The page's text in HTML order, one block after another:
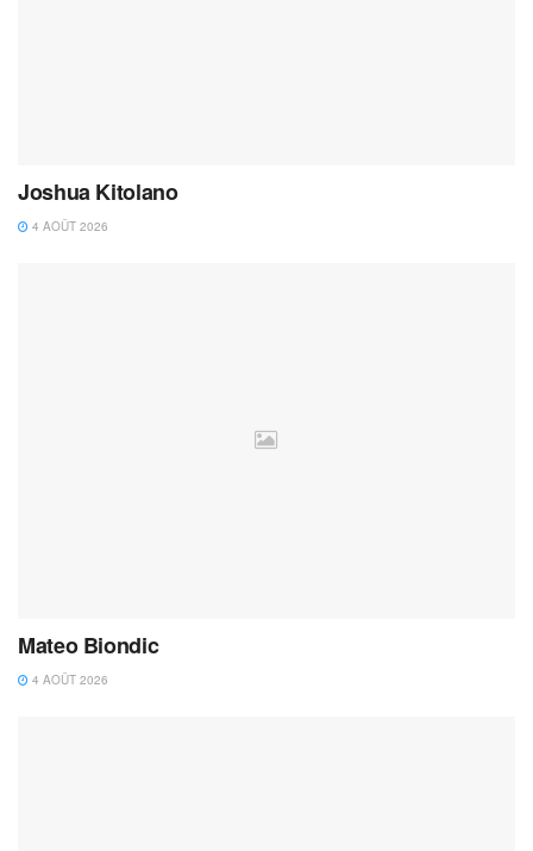
Joshua Kitolano
4 AOÛT 2026
Mateo Biondic
4 AOÛT 2026